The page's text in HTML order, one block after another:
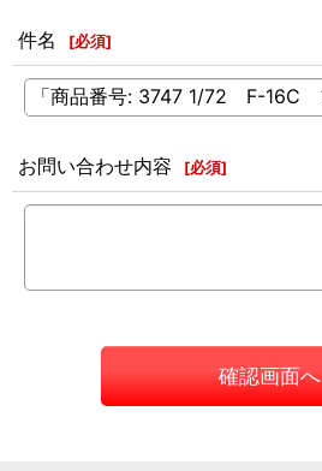
件名 [必須]
お問い合わせ内容 [必須]
確認画面へ